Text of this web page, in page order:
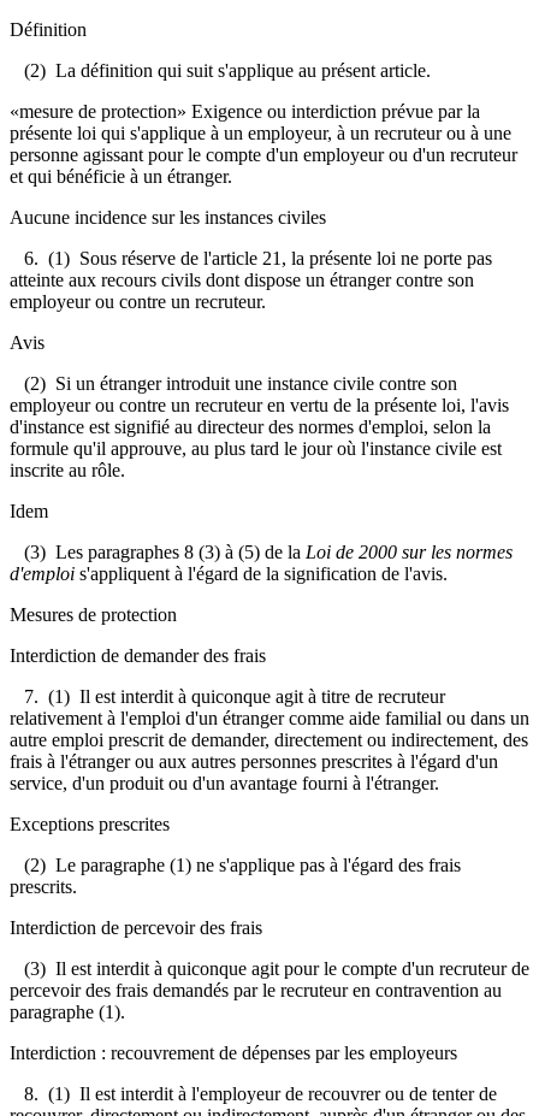
Définition
(2) La définition qui suit s'applique au présent article.
«mesure de protection» Exigence ou interdiction prévue par la
présente loi qui s'applique à un employeur, à un recruteur ou à une
personne agissant pour le compte d'un employeur ou d'un recruteur
et qui bénéficie à un étranger.
Aucune incidence sur les instances civiles
6. (1) Sous réserve de l'article 21, la présente loi ne porte pas
atteinte aux recours civils dont dispose un étranger contre son
employeur ou contre un recruteur.
Avis
(2) Si un étranger introduit une instance civile contre son
employeur ou contre un recruteur en vertu de la présente loi, l'avis
d'instance est signifié au directeur des normes d'emploi, selon la
formule qu'il approuve, au plus tard le jour où l'instance civile est
inscrite au rôle.
Idem
(3) Les paragraphes 8 (3) à (5) de la Loi de 2000 sur les normes
d'emploi s'appliquent à l'égard de la signification de l'avis.
Mesures de protection
Interdiction de demander des frais
7. (1) Il est interdit à quiconque agit à titre de recruteur
relativement à l'emploi d'un étranger comme aide familial ou dans un
autre emploi prescrit de demander, directement ou indirectement, des
frais à l'étranger ou aux autres personnes prescrites à l'égard d'un
service, d'un produit ou d'un avantage fourni à l'étranger.
Exceptions prescrites
(2) Le paragraphe (1) ne s'applique pas à l'égard des frais
prescrits.
Interdiction de percevoir des frais
(3) Il est interdit à quiconque agit pour le compte d'un recruteur de
percevoir des frais demandés par le recruteur en contravention au
paragraphe (1).
Interdiction : recouvrement de dépenses par les employeurs
8. (1) Il est interdit à l'employeur de recouvrer ou de tenter de